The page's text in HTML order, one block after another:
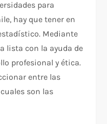
para
hay que tener en
Mediante
lista con la ayuda de
profesional y ética.
entre las
son las